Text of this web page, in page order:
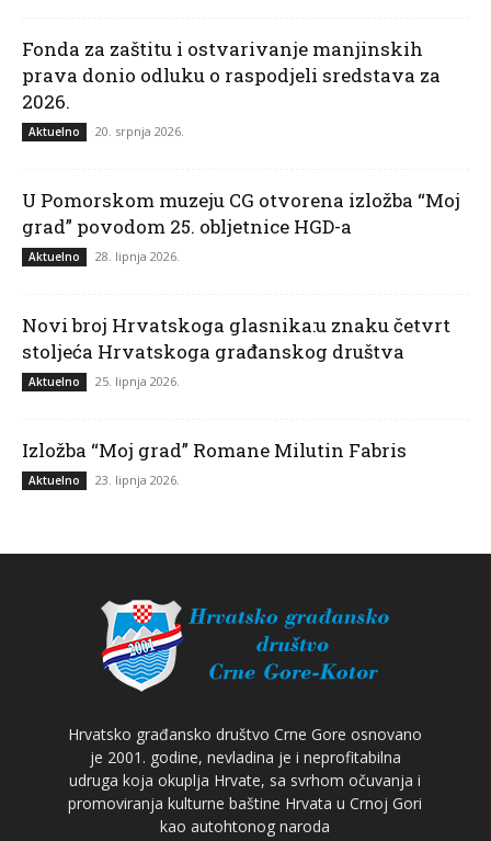
Fonda za zaštitu i ostvarivanje manjinskih
prava donio odluku o raspodjeli sredstava za
2026.
Aktuelno 20. srpnja 2026.
U Pomorskom muzeju CG otvorena izložba “Moj
grad” povodom 25. obljetnice HGD-a
Aktuelno 28. lipnja 2026.
Novi broj Hrvatskoga glasnika:u znaku četvrt
stoljeća Hrvatskoga građanskog društva
Aktuelno 25. lipnja 2026.
Izložba “Moj grad” Romane Milutin Fabris
Aktuelno 23. lipnja 2026.
Hrvatsko građansko društvo Crne Gore osnovano
je 2001. godine, nevladina je i neprofitabilna
udruga koja okuplja Hrvate, sa svrhom očuvanja i
promoviranja kulturne baštine Hrvata u Crnoj Gori
kao autohtonog naroda